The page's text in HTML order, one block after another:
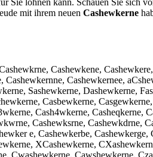
Sie lohnen kann. Schauen Sie sich
mit ihrem neuen Cashewkerne
Cashewkene,
Cashewkernee,
Sashewkerne, Dashewkerne,
Casbewkerne,
Cash4wkerne, Casheqkerne,
Cashewksrne, Cashewkdrne,
e, Cashewkerbe,
XCashewkerne,